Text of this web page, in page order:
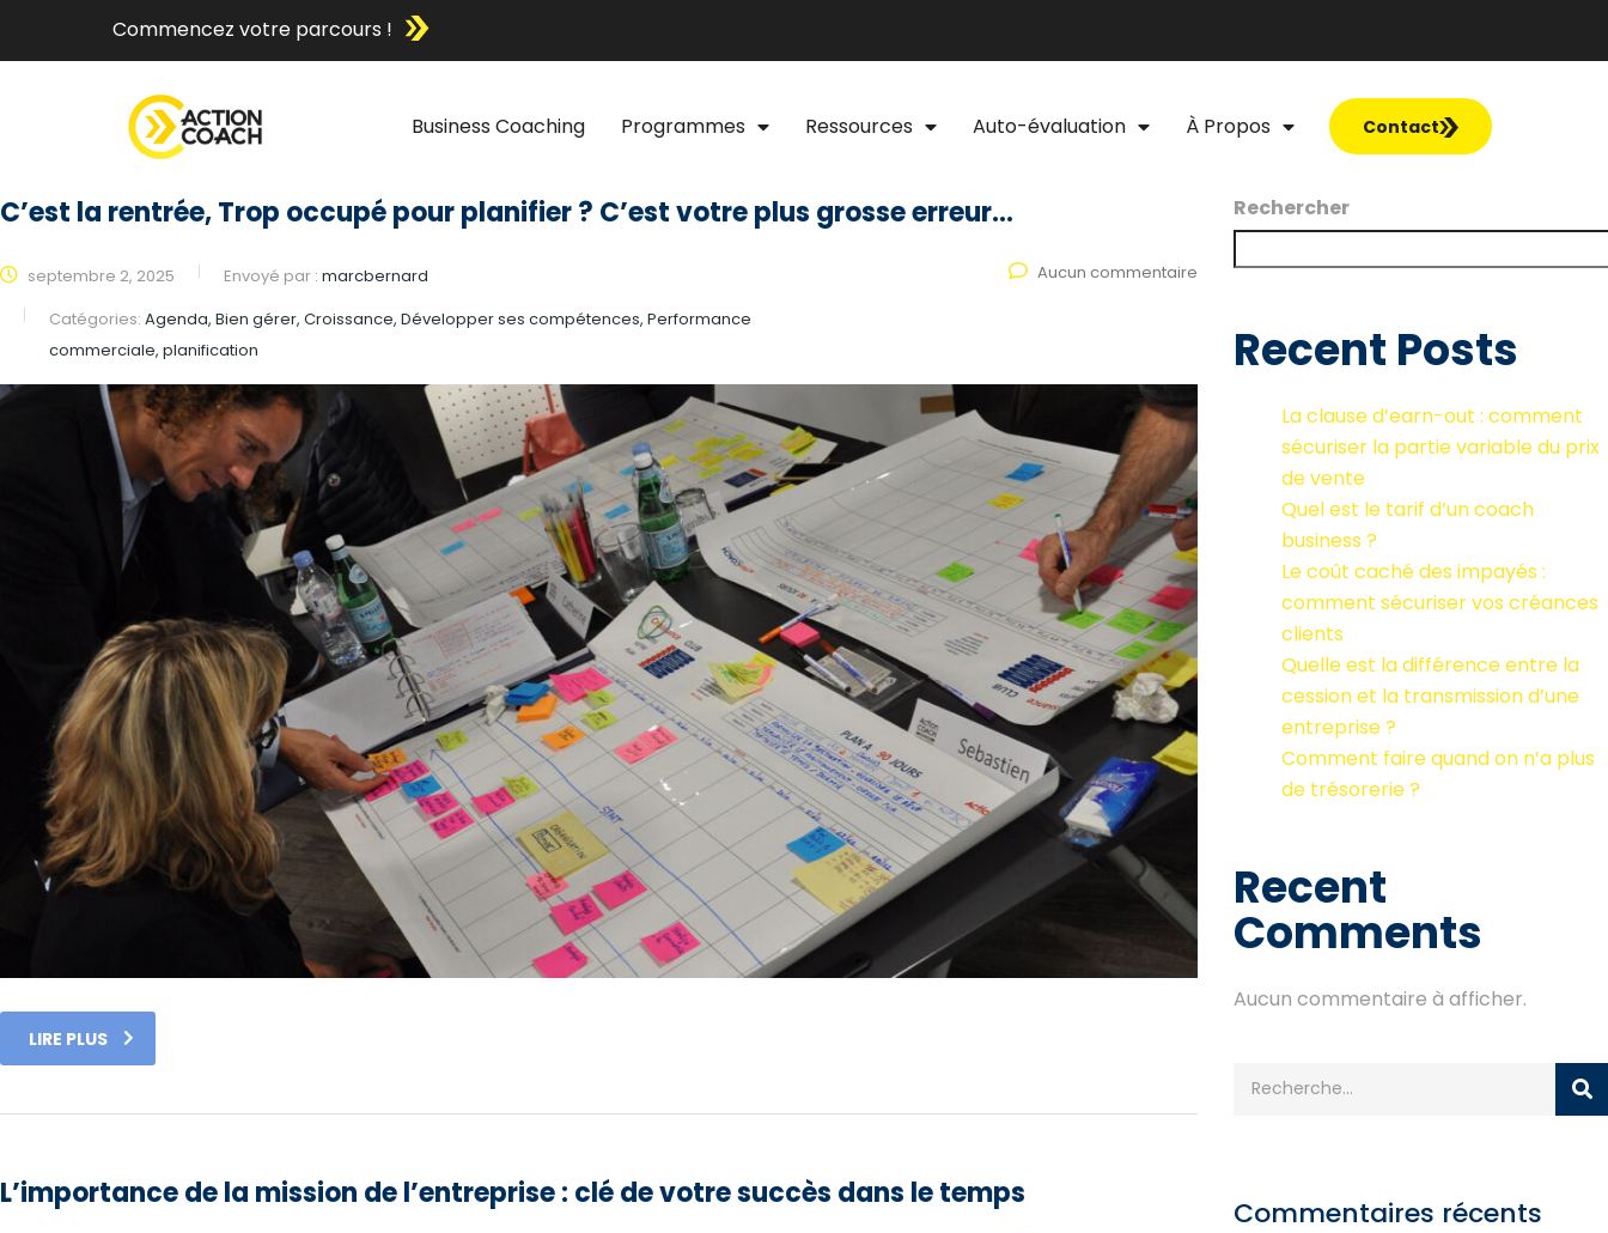
Commencez votre parcours !
Business Coaching Programmes Ressources Auto-évaluation À Propos Contact
C’est la rentrée, Trop occupé pour planifier ? C’est votre plus grosse erreur…
septembre 2, 2025 Envoyé par : marcbernard
Catégories: Agenda, Bien gérer, Croissance, Développer ses compétences, Performance
commerciale, planification
Aucun commentaire
LIRE PLUS
L’importance de la mission de l’entreprise : clé de votre succès dans le temps
Rechercher
Recent Posts
La clause d’earn-out : comment
sécuriser la partie variable du prix
de vente
Quel est le tarif d’un coach
business ?
Le coût caché des impayés :
comment sécuriser vos créances
clients
Quelle est la différence entre la
cession et la transmission d’une
entreprise ?
Comment faire quand on n’a plus
de trésorerie ?
Recent
Comments
Aucun commentaire à afficher.
Commentaires récents